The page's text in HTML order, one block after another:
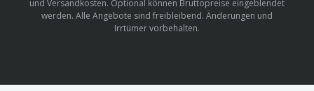
und Versandkosten. Optional können Bruttopreise eingeblendet
werden. Alle Angebote sind freibleibend. Änderungen und
Irrtümer vorbehalten.